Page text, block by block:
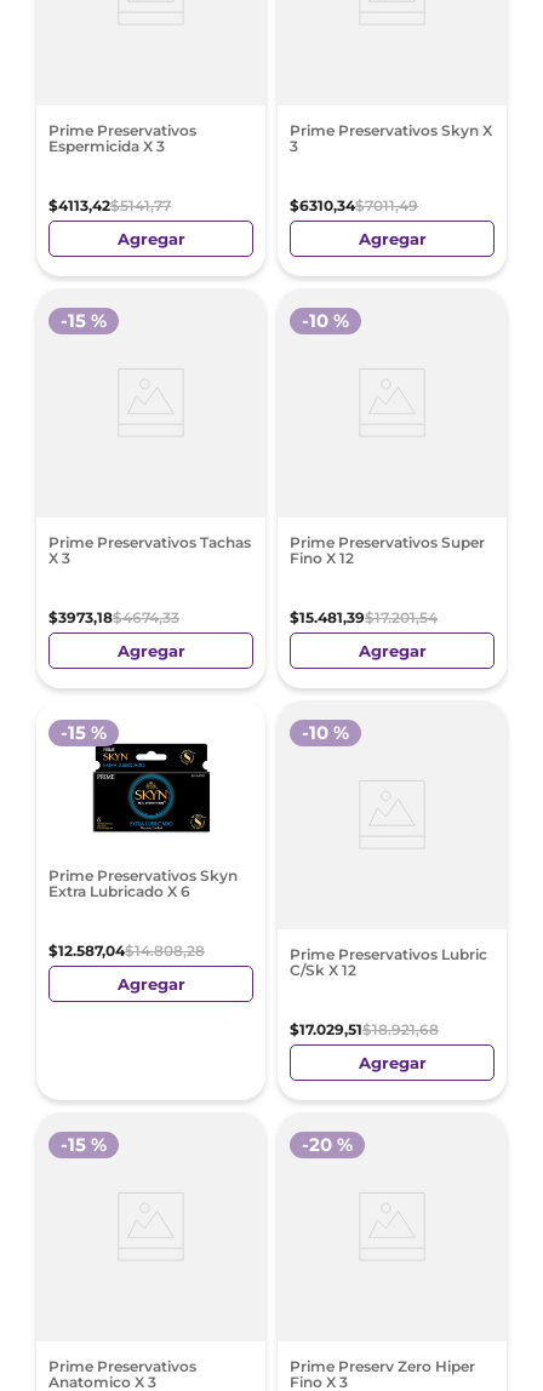
Prime Preservativos
Espermicida X 3
$4113,42$5141,77
Agregar
Prime Preservativos Skyn X
3
$6310,34$7011,49
Agregar
Prime Preservativos Tachas
X 3
$3973,18$4674,33
-15 %
Agregar
Prime Preservativos Super
Fino X 12
$15.481,39$17.201,54
-10 %
Agregar
Prime Preservativos Skyn
Extra Lubricado X 6
$12.587,04$14.808,28
-15 %
Agregar
Prime Preservativos Lubric
C/Sk X 12
$17.029,51$18.921,68
-10 %
Agregar
Prime Preservativos
Anatomico X 3
-15 %
Prime Preserv Zero Hiper
Fino X 3
-20 %